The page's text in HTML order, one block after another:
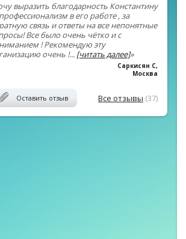
выразить благодарность Константину
в его работе , за
связь и ответы на все непонятные
Все было очень чётко и с
! Рекомендую эту
очень !... [читать далее]»
Саркисян С,
Москва
Оставить отзыв Все отзывы (37)